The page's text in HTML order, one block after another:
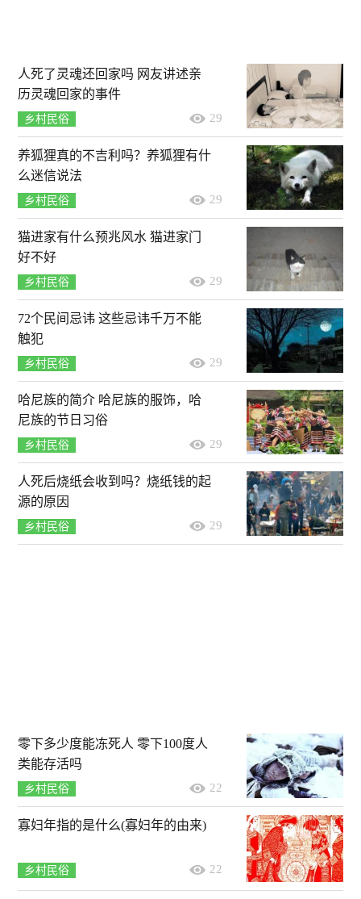
人死了灵魂还回家吗 网友讲述亲
历灵魂回家的事件
乡村民俗 29
养狐狸真的不吉利吗？养狐狸有什
么迷信说法
乡村民俗 29
猫进家有什么预兆风水 猫进家门
好不好
乡村民俗 29
72个民间忌讳 这些忌讳千万不能
触犯
乡村民俗 29
哈尼族的简介 哈尼族的服饰，哈
尼族的节日习俗
乡村民俗 29
人死后烧纸会收到吗？烧纸钱的起
源的原因
乡村民俗 29
零下多少度能冻死人 零下100度人
类能存活吗
乡村民俗 22
寡妇年指的是什么(寡妇年的由来)
乡村民俗 22